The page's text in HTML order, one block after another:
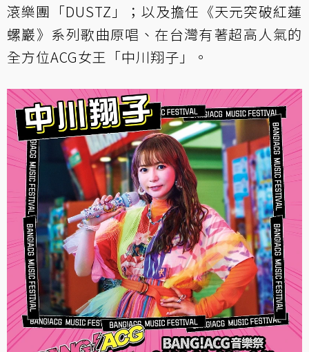
滾樂團「DUSTZ」；以及擔任《天元突破紅蓮
螺巖》系列歌曲原唱、在台灣有著超高人氣的
全方位ACG女王「中川翔子」。